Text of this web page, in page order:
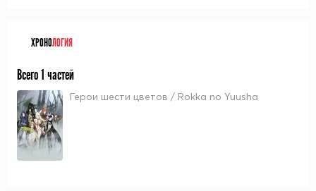
ХРОНОЛОГИЯ
Всего 1 частей
Герои шести цветов / Rokka no Yuusha